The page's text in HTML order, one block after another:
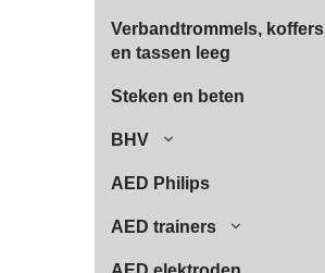
Verbandtrommels, koffers
en tassen leeg
Steken en beten
BHV
AED Philips
AED trainers